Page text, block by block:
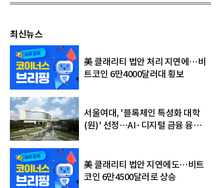
최신뉴스
美 클래리티 법안 처리 지연에…비
트코인 6만4000달러대 횡보
서울여대, '블록체인 특성화 대학
(원)' 선정…AI·디지털 금융 융합
美 클래리티 법안 지연에도…비트
코인 6만4500달러로 상승